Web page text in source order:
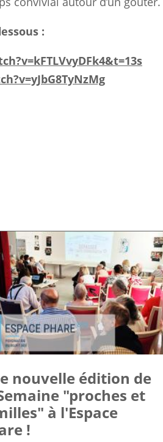
:
nouvelle édition de
"proches et
à l'Espace
!